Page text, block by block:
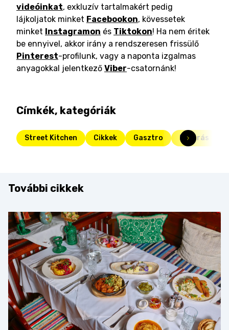
videóinkat, exkluzív tartalmakért pedig
lájkoljatok minket Facebookon, kövessetek
minket Instagramon és Tiktokon! Ha nem éritek
be ennyivel, akkor irány a rendszeresen frissülő
Pinterest-profilunk, vagy a naponta izgalmas
anyagokkal jelentkező Viber-csatornánk!
Címkék, kategóriák
Street Kitchen Cikkek Gasztro bezárás
További cikkek